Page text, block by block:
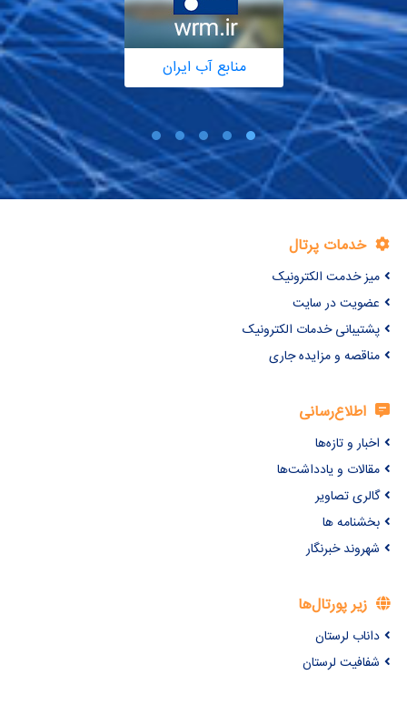
منابع آب ایران
خدمات پرتال
میز خدمت الکترونیک
عضویت در سایت
پشتیبانی خدمات الکترونیک
مناقصه و مزایده جاری
اطلاع‌رسانی
اخبار و تازه‌ها
مقالات و یادداشت‌ها
گالری تصاویر
بخشنامه ها
شهروند خبرنگار
زیر پورتال‌ها
داناب لرستان
شفافیت لرستان